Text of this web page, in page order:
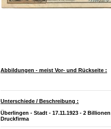
Abbildungen - meist Vor- und Rückseite :
Unterschiede / Beschreibung :
Überlingen - Stadt - 17.11.1923 - 2
Druckfirma